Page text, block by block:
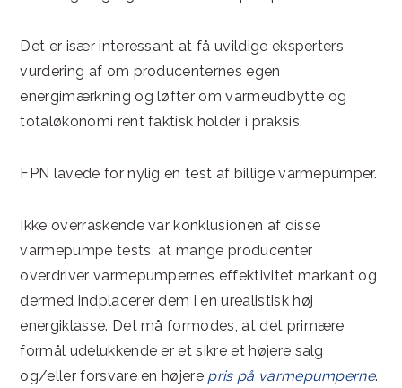
Det er især interessant at få uvildige eksperters
vurdering af om producenternes egen
energimærkning og løfter om varmeudbytte og
totaløkonomi rent faktisk holder i praksis.
FPN lavede for nylig en test af billige varmepumper.
Ikke overraskende var konklusionen af disse
varmepumpe tests, at mange producenter
overdriver varmepumpernes effektivitet markant og
dermed indplacerer dem i en urealistisk høj
energiklasse. Det må formodes, at det primære
formål udelukkende er et sikre et højere salg
og/eller forsvare en højere pris på varmepumperne.